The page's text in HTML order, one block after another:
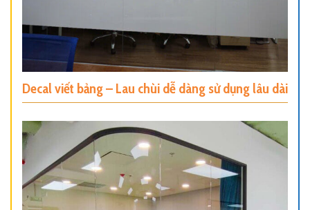
Decal viết bảng – Lau chùi dễ dàng sử dụng lâu dài